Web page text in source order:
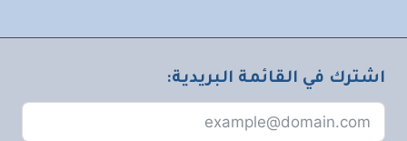
اشترك في القائمة البريدية: